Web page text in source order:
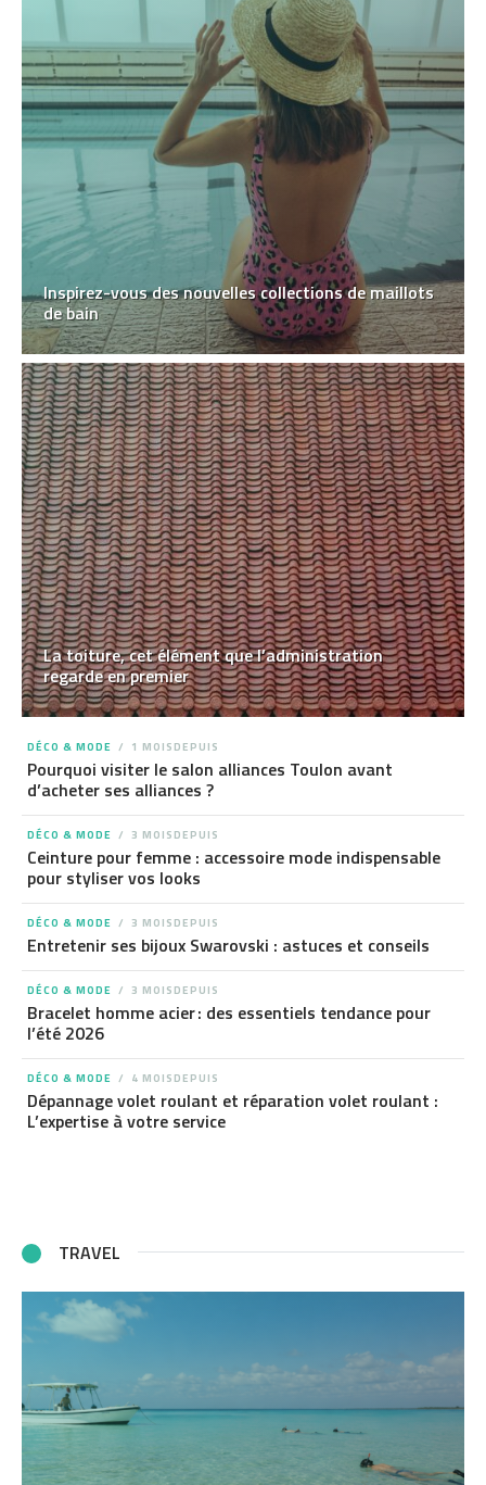
Inspirez-vous des nouvelles collections de maillots
de bain
La toiture, cet élément que l’administration
regarde en premier
DÉCO & MODE 1 MOISDEPUIS
Pourquoi visiter le salon alliances Toulon avant
d’acheter ses alliances ?
DÉCO & MODE 3 MOISDEPUIS
Ceinture pour femme : accessoire mode indispensable
pour styliser vos looks
DÉCO & MODE 3 MOISDEPUIS
Entretenir ses bijoux Swarovski : astuces et conseils
DÉCO & MODE 3 MOISDEPUIS
Bracelet homme acier : des essentiels tendance pour
l’été 2026
DÉCO & MODE 4 MOISDEPUIS
Dépannage volet roulant et réparation volet roulant :
L’expertise à votre service
TRAVEL